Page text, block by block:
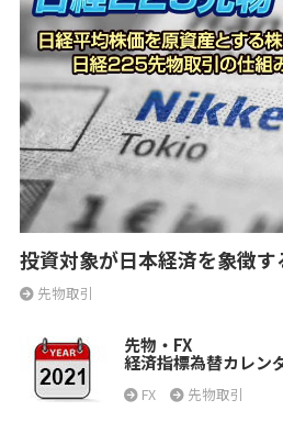
投資対象が日本経済を象徴
先物取引
先物・FX
経済指標為替カレン
FX 先物取引